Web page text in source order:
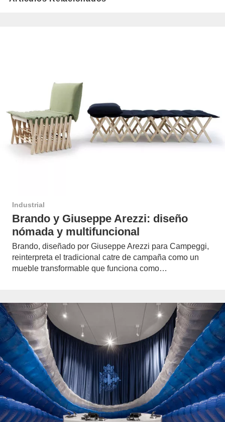
Industrial
Brando y Giuseppe Arezzi: diseño
nómada y multifuncional
Brando, diseñado por Giuseppe Arezzi para Campeggi,
reinterpreta el tradicional catre de campaña como un
mueble transformable que funciona como…